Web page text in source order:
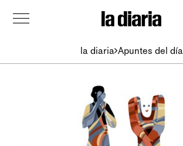
la diaria Apuntes del día